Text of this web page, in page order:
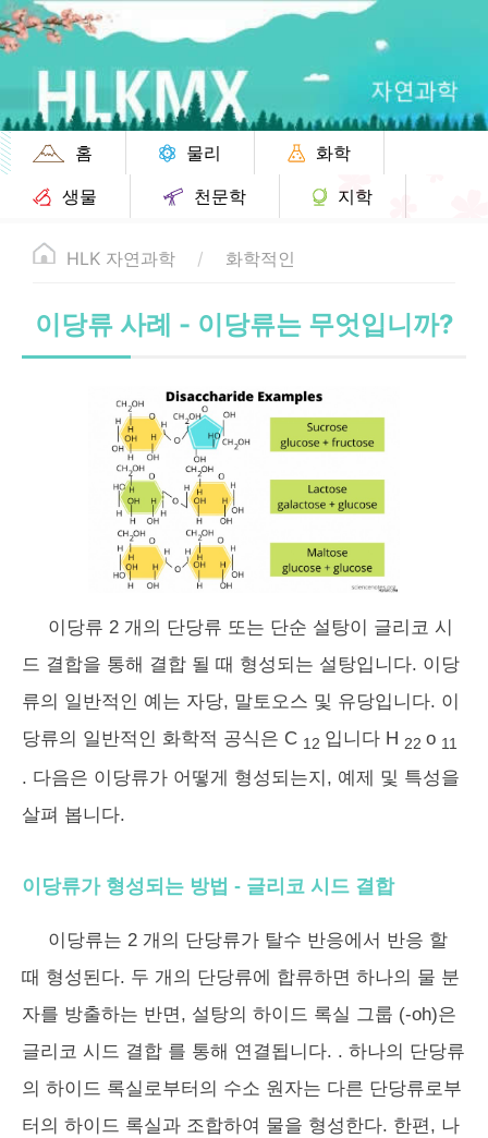
홈 물리
화학
생물
천문학 지학
HLK 자연과학 화학적인
이당류 사례 - 이당류는 무엇입니까?
이당류 2 개의 단당류 또는 단순 설탕이 글리코 시
드 결합을 통해 결합 될 때 형성되는 설탕입니다. 이당
류의 일반적인 예는 자당, 말토오스 및 유당입니다. 이
당류의 일반적인 화학적 공식은 C 12 입니다 H 22 o 11
. 다음은 이당류가 어떻게 형성되는지, 예제 및 특성을
살펴 봅니다.
이당류가 형성되는 방법 - 글리코 시드 결합
이당류는 2 개의 단당류가 탈수 반응에서 반응 할
때 형성된다. 두 개의 단당류에 합류하면 하나의 물 분
자를 방출하는 반면, 설탕의 하이드 록실 그룹 (-oh)은
글리코 시드 결합 를 통해 연결됩니다. . 하나의 단당류
의 하이드 록실로부터의 수소 원자는 다른 단당류로부
터의 하이드 록실과 조합하여 물을 형성한다. 한편, 나